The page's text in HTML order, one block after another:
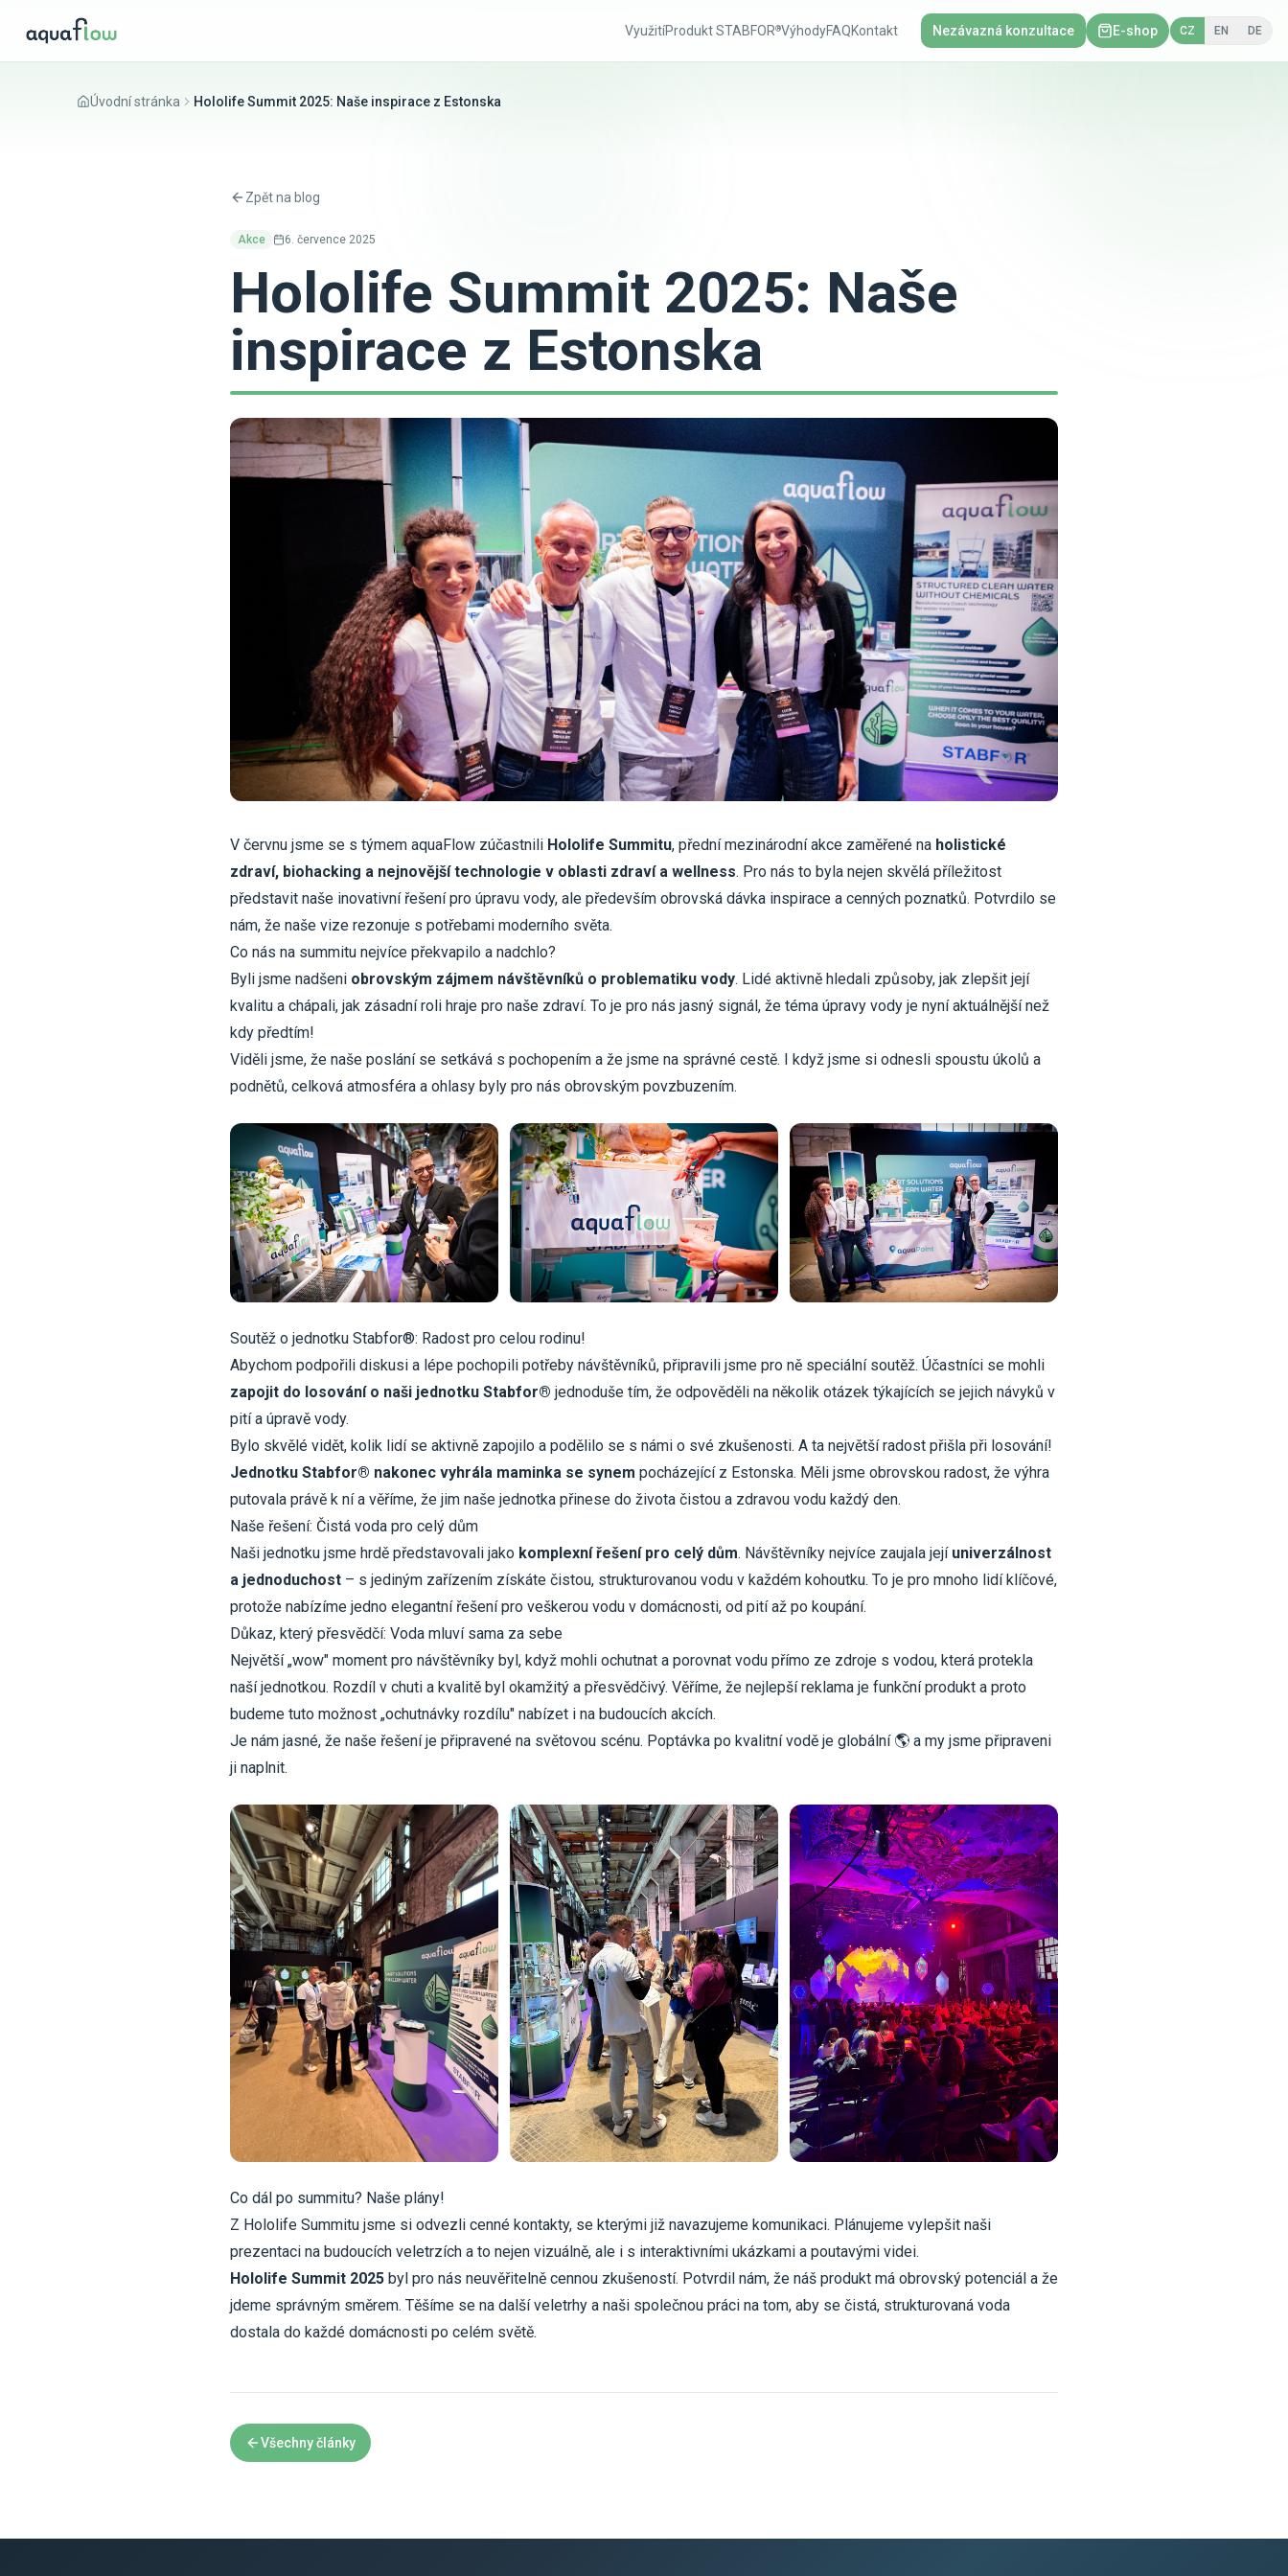
VyužitíProdukt STABFOR®VýhodyFAQKontakt Nezávazná konzultace E-shop CZ EN DE
Úvodní stránka Hololife Summit 2025: Naše inspirace z Estonska
Zpět na blog
Akce 6. července 2025
Hololife Summit 2025: Naše
inspirace z Estonska
V červnu jsme se s týmem aquaFlow zúčastnili Hololife Summitu, přední mezinárodní akce zaměřené na holistické
zdraví, biohacking a nejnovější technologie v oblasti zdraví a wellness. Pro nás to byla nejen skvělá příležitost
představit naše inovativní řešení pro úpravu vody, ale především obrovská dávka inspirace a cenných poznatků. Potvrdilo se
nám, že naše vize rezonuje s potřebami moderního světa.
Co nás na summitu nejvíce překvapilo a nadchlo?
Byli jsme nadšeni obrovským zájmem návštěvníků o problematiku vody. Lidé aktivně hledali způsoby, jak zlepšit její
kvalitu a chápali, jak zásadní roli hraje pro naše zdraví. To je pro nás jasný signál, že téma úpravy vody je nyní aktuálnější než
kdy předtím!
Viděli jsme, že naše poslání se setkává s pochopením a že jsme na správné cestě. I když jsme si odnesli spoustu úkolů a
podnětů, celková atmosféra a ohlasy byly pro nás obrovským povzbuzením.
Soutěž o jednotku Stabfor®: Radost pro celou rodinu!
Abychom podpořili diskusi a lépe pochopili potřeby návštěvníků, připravili jsme pro ně speciální soutěž. Účastníci se mohli
zapojit do losování o naši jednotku Stabfor® jednoduše tím, že odpověděli na několik otázek týkajících se jejich návyků v
pití a úpravě vody.
Bylo skvělé vidět, kolik lidí se aktivně zapojilo a podělilo se s námi o své zkušenosti. A ta největší radost přišla při losování!
Jednotku Stabfor® nakonec vyhrála maminka se synem pocházející z Estonska. Měli jsme obrovskou radost, že výhra
putovala právě k ní a věříme, že jim naše jednotka přinese do života čistou a zdravou vodu každý den.
Naše řešení: Čistá voda pro celý dům
Naši jednotku jsme hrdě představovali jako komplexní řešení pro celý dům. Návštěvníky nejvíce zaujala její univerzálnost
a jednoduchost – s jediným zařízením získáte čistou, strukturovanou vodu v každém kohoutku. To je pro mnoho lidí klíčové,
protože nabízíme jedno elegantní řešení pro veškerou vodu v domácnosti, od pití až po koupání.
Důkaz, který přesvědčí: Voda mluví sama za sebe
Největší „wow" moment pro návštěvníky byl, když mohli ochutnat a porovnat vodu přímo ze zdroje s vodou, která protekla
naší jednotkou. Rozdíl v chuti a kvalitě byl okamžitý a přesvědčivý. Věříme, že nejlepší reklama je funkční produkt a proto
budeme tuto možnost „ochutnávky rozdílu" nabízet i na budoucích akcích.
Je nám jasné, že naše řešení je připravené na světovou scénu. Poptávka po kvalitní vodě je globální 🌎 a my jsme připraveni
ji naplnit.
Co dál po summitu? Naše plány!
Z Hololife Summitu jsme si odvezli cenné kontakty, se kterými již navazujeme komunikaci. Plánujeme vylepšit naši
prezentaci na budoucích veletrzích a to nejen vizuálně, ale i s interaktivními ukázkami a poutavými videi.
Hololife Summit 2025 byl pro nás neuvěřitelně cennou zkušeností. Potvrdil nám, že náš produkt má obrovský potenciál a že
jdeme správným směrem. Těšíme se na další veletrhy a naši společnou práci na tom, aby se čistá, strukturovaná voda
dostala do každé domácnosti po celém světě.
Všechny články